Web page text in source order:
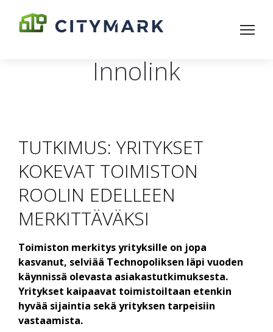
Innolink
TUTKIMUS: YRITYKSET
KOKEVAT TOIMISTON
ROOLIN EDELLEEN
MERKITTÄVÄKSI
Toimiston merkitys yrityksille on jopa
kasvanut, selviää Technopoliksen läpi vuoden
käynnissä olevasta asiakastutkimuksesta.
Yritykset kaipaavat toimistoiltaan etenkin
hyvää sijaintia sekä yrityksen tarpeisiin
vastaamista.